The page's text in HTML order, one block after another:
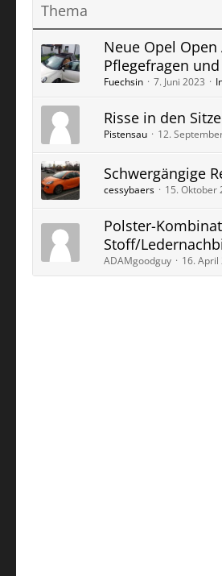
Thema
Neue Opel
Pflegefragen
Fuechsin 7. Juni 2023
Risse in den
Pistensau 12.
Schwergängige
cessybaers 15. Oktober
Polster-
Stoff/
ADAMgoodguy 16. April